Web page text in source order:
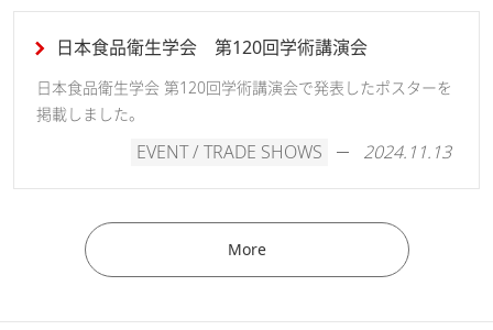
日本食品衛生学会 第120回学術講演会
日本食品衛生学会 第120回学術講演会で発表したポスターを
掲載しました。
EVENT / TRADE SHOWS 2024.11.13
More